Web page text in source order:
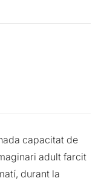
capacitat de
adult farcit
durant la